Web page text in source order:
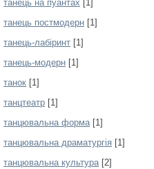
танець на пуантах [1]
танець постмодерн [1]
танець-лабіринт [1]
танець-модерн [1]
танок [1]
танцтеатр [1]
танцювальна форма[1]
танцювальна драматургія [1]
танцювальна культура[2]